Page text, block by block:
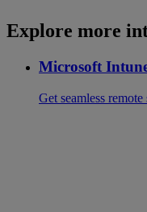
Explore more
Microsoft
Get seamless